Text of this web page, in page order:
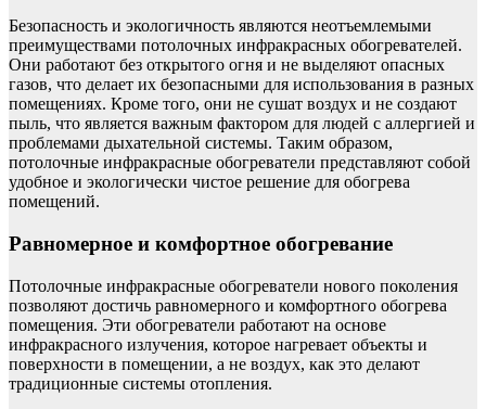
Безопасность и экологичность являются неотъемлемыми
преимуществами потолочных инфракрасных обогревателей.
Они работают без открытого огня и не выделяют опасных
газов, что делает их безопасными для использования в разных
помещениях. Кроме того, они не сушат воздух и не создают
пыль, что является важным фактором для людей с аллергией и
проблемами дыхательной системы. Таким образом,
потолочные инфракрасные обогреватели представляют собой
удобное и экологически чистое решение для обогрева
помещений.
Равномерное и комфортное обогревание
Потолочные инфракрасные обогреватели нового поколения
позволяют достичь равномерного и комфортного обогрева
помещения. Эти обогреватели работают на основе
инфракрасного излучения, которое нагревает объекты и
поверхности в помещении, а не воздух, как это делают
традиционные системы отопления.